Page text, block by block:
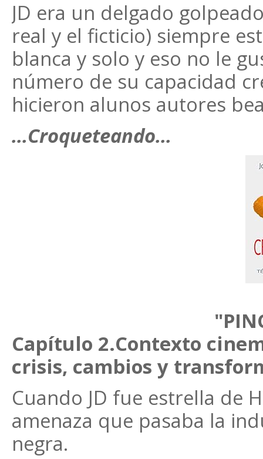
JD era un delgado
real y el ficticio) siempre
blanca y solo y eso no le
número de su capacidad
hicieron alunos autores
...Croqueteando...
Capítulo 2.Contexto
crisis, cambios y
Cuando JD fue estrella de
amenaza que pasaba la
negra.